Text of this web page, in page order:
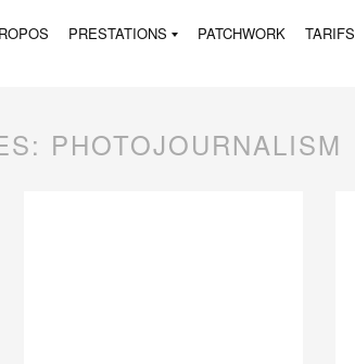
PRESTATIONS PATCHWORK TARIFS
PHOTOJOURNALISM